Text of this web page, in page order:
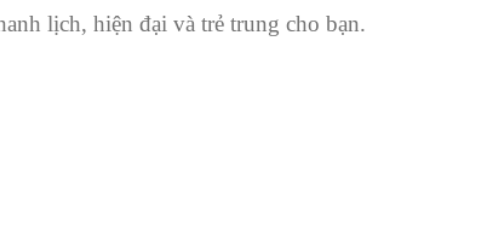
lịch, hiện đại và trẻ trung cho bạn.